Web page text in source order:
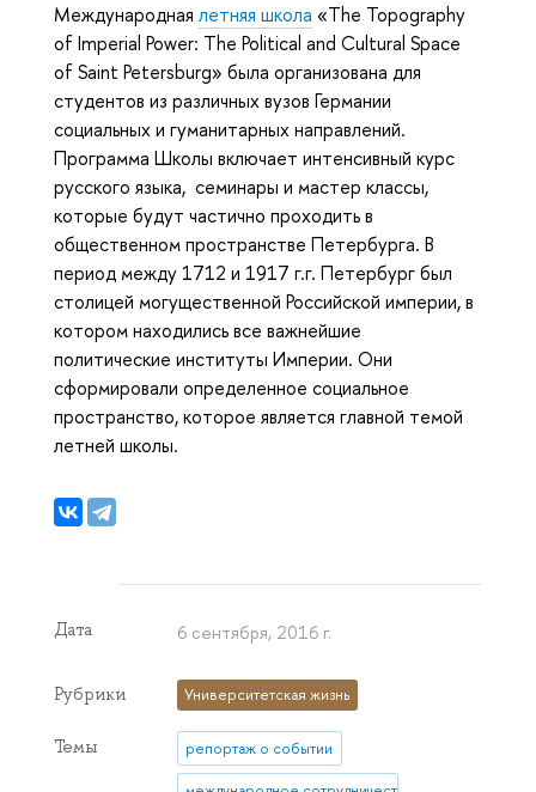
Международная летняя школа «The Topography
of Imperial Power: The Political and Cultural Space
of Saint Petersburg» была организована для
студентов из различных вузов Германии
социальных и гуманитарных направлений.
Программа Школы включает интенсивный курс
русского языка, семинары и мастер классы,
которые будут частично проходить в
общественном пространстве Петербурга. В
период между 1712 и 1917 г.г. Петербург был
столицей могущественной Российской империи, в
котором находились все важнейшие
политические институты Империи. Они
сформировали определенное социальное
пространство, которое является главной темой
летней школы.
Дата 6 сентября, 2016 г.
Рубрики Университетская жизнь
Темы репортаж о событии